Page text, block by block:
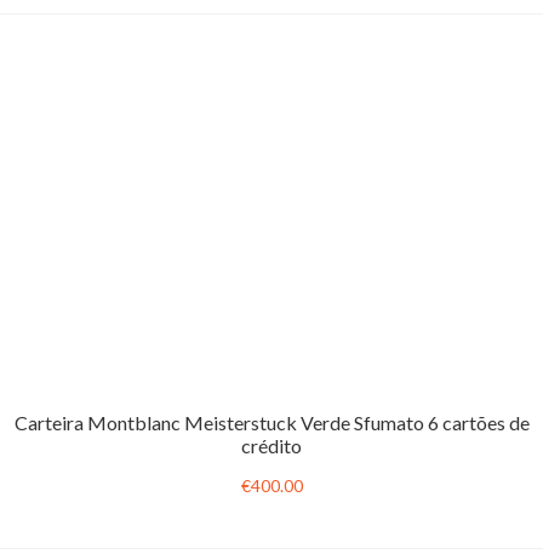
Carteira Montblanc Meisterstuck Verde Sfumato 6 cartões de
crédito
€400.00